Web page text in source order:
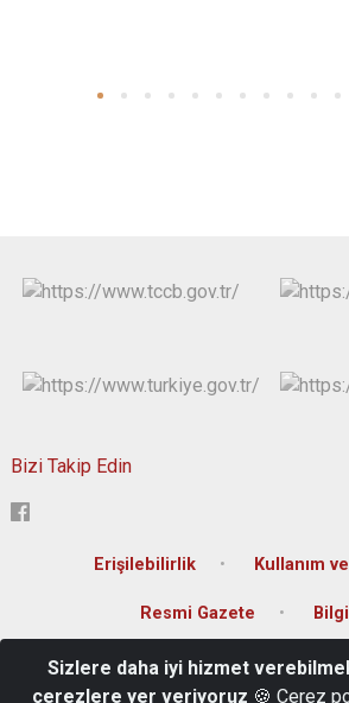
Bizi Takip Edin
Erişilebilirlik Kullanım
Resmi Gazete
T.C. Muş Valiliği Kültür Mahallesi İstasyon
Sizlere daha iyi hizmet
çerezlere yer veriyoruz 🍪 Çerez